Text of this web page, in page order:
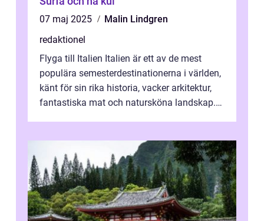
07 maj 2025
Malin Lindgren
redaktionel
Flyga till Italien Italien är ett av de mest
populära semesterdestinationerna i världen,
känt för sin rika historia, vacker arkitektur,
fantastiska mat och natursköna landskap.